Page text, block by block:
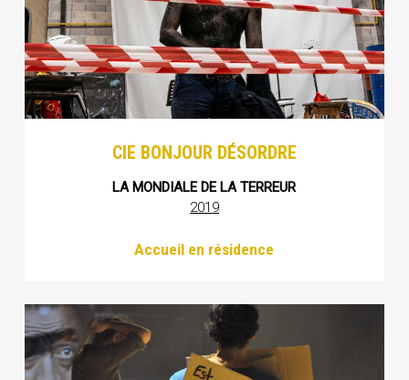
CIE BONJOUR DÉSORDRE
LA MONDIALE DE LA TERREUR
2019
Accueil en résidence